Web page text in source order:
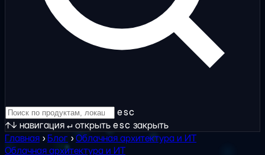
esc
↑↓ навигация↵открытьesc закрыть
Главная ›Блог ›Облачная архитектура и ИТ
Облачная архитектура и ИТ